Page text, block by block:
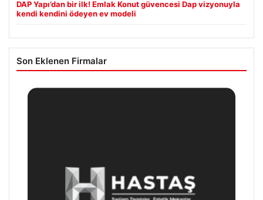
DAP Yapı’dan bir ilk! Emlak Konut güvencesi Dap vizyonuyla
kendi kendini ödeyen ev modeli
Son Eklenen Firmalar